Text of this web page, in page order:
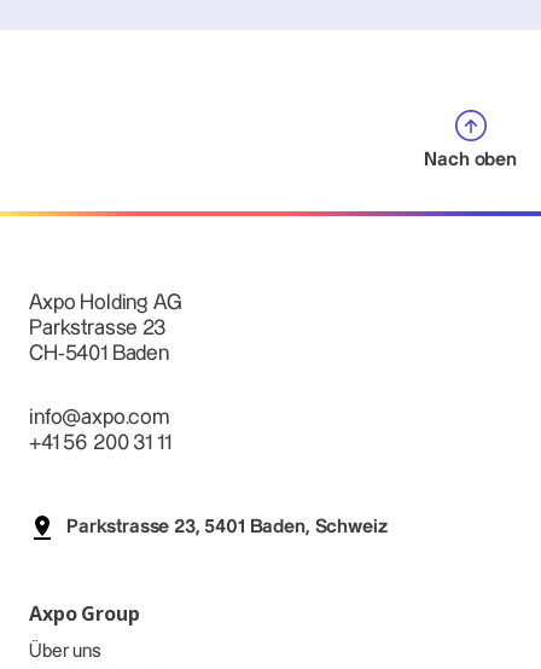
Nach oben
Axpo Holding AG
Parkstrasse 23
CH-5401 Baden
info@axpo.com
+41 56 200 31 11
Parkstrasse 23, 5401 Baden, Schweiz
Axpo Group
Über uns